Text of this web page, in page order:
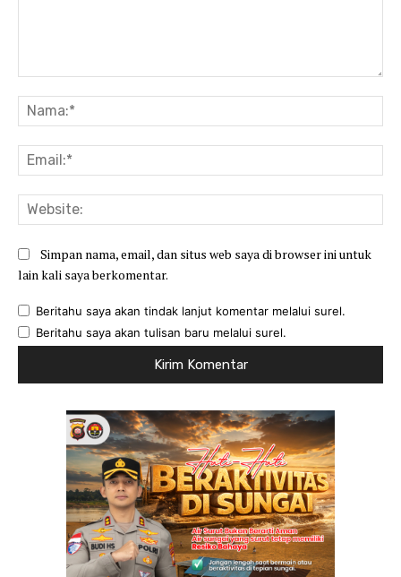
Simpan nama, email, dan situs web saya di browser ini untuk
lain kali saya berkomentar.
Beritahu saya akan tindak lanjut komentar melalui surel.
Beritahu saya akan tulisan baru melalui surel.